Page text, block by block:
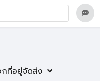
กที่อยู่จัดส่ง